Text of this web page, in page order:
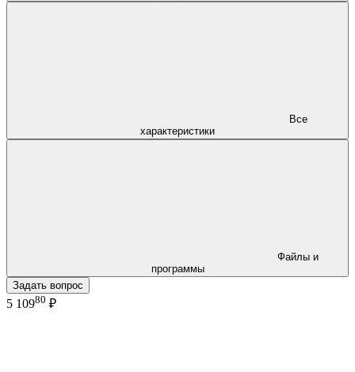
характеристики
программы
Задать вопрос
5 10980 ₽